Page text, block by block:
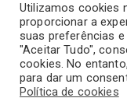
Utilizamos cookies
proporcionar a
suas preferências
"Aceitar Tudo",
cookies. No
para dar um
Política de cookies